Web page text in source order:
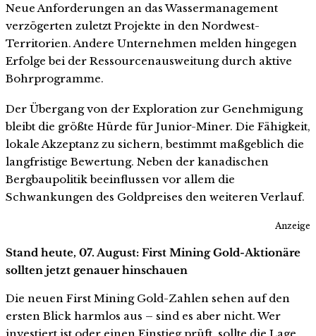
Neue Anforderungen an das Wassermanagement
verzögerten zuletzt Projekte in den Nordwest-
Territorien. Andere Unternehmen melden hingegen
Erfolge bei der Ressourcenausweitung durch aktive
Bohrprogramme.
Der Übergang von der Exploration zur Genehmigung
bleibt die größte Hürde für Junior-Miner. Die Fähigkeit,
lokale Akzeptanz zu sichern, bestimmt maßgeblich die
langfristige Bewertung. Neben der kanadischen
Bergbaupolitik beeinflussen vor allem die
Schwankungen des Goldpreises den weiteren Verlauf.
Anzeige
Stand heute, 07. August: First Mining Gold-Aktionäre
sollten jetzt genauer hinschauen
Die neuen First Mining Gold-Zahlen sehen auf den
ersten Blick harmlos aus – sind es aber nicht. Wer